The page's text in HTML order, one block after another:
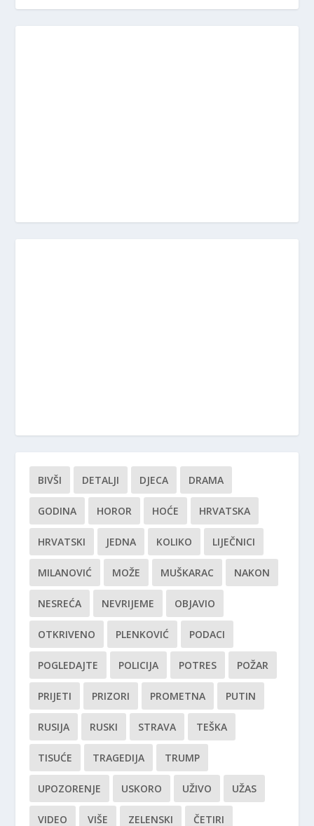
BIVŠI DETALJI DJECA DRAMA
GODINA HOROR HOĆE HRVATSKA
HRVATSKI JEDNA KOLIKO LIJEČNICI
MILANOVIĆ MOŽE MUŠKARAC NAKON
NESREĆA NEVRIJEME OBJAVIO
OTKRIVENO PLENKOVIĆ PODACI
POGLEDAJTE POLICIJA POTRES POŽAR
PRIJETI PRIZORI PROMETNA PUTIN
RUSIJA RUSKI STRAVA TEŠKA
TISUĆE TRAGEDIJA TRUMP
UPOZORENJE USKORO UŽIVO UŽAS
VIDEO VIŠE ZELENSKI ČETIRI